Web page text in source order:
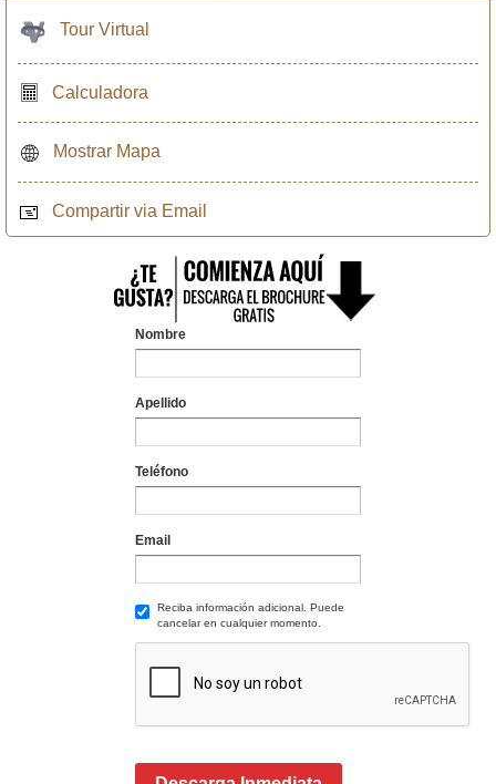
Tour Virtual
Calculadora
Mostrar Mapa
Compartir via Email
Nombre
Apellido
Teléfono
Email
Reciba información adicional. Puede
cancelar en cualquier momento.